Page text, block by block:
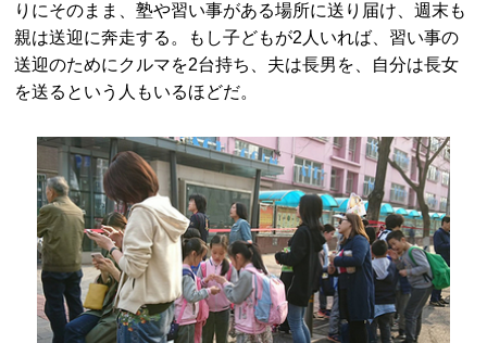
りにそのまま、塾や習い事がある場所に送り届け、週末も
親は送迎に奔走する。もし子どもが2人いれば、習い事の
送迎のためにクルマを2台持ち、夫は長男を、自分は長女
を送るという人もいるほどだ。